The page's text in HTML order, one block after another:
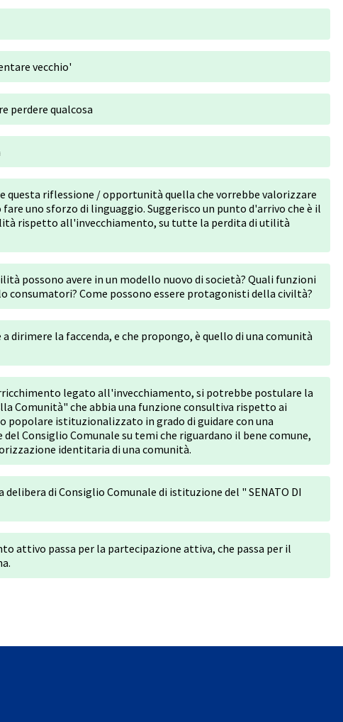
vecchio'
perdere qualcosa
questa riflessione / opportunità quella che vorrebbe valorizzare
uno sforzo di linguaggio. Suggerisco un punto d'arrivo che è il
rispetto all'invecchiamento, su tutte la perdita di utilità
possono avere in un modello nuovo di società? Quali funzioni
consumatori? Come possono essere protagonisti della civiltà?
dirimere la faccenda, e che propongo, è quello di una comunità
legato all'invecchiamento, si potrebbe postulare la
Comunità" che abbia una funzione consultiva rispetto ai
popolare istituzionalizzato in grado di guidare con una
Consiglio Comunale su temi che riguardano il bene comune,
identitaria di una comunità.
delibera di Consiglio Comunale di istituzione del " SENATO DI
attivo passa per la partecipazione attiva, che passa per il